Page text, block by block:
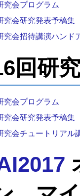
究会プログラム
究会研究発表予稿集
究会招待講演ハンド
回研
究会プログラム
究会研究発表予稿集
究会チュートリアル